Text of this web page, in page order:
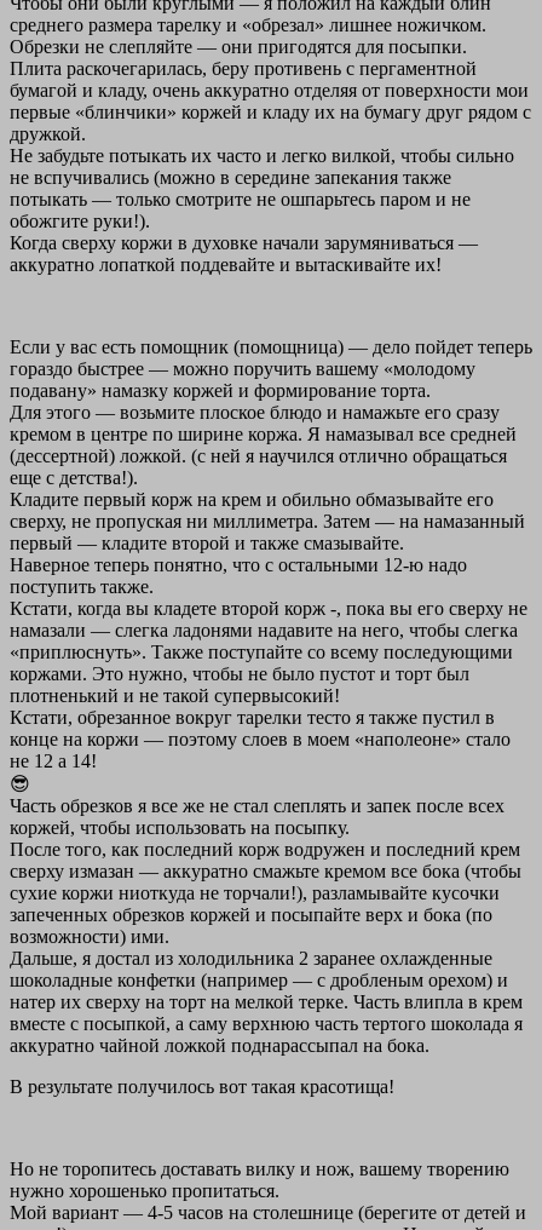
среднего размера тарелку и «обрезал» лишнее ножичком.
Обрезки не слепляйте — они пригодятся для посыпки.
Плита раскочегарилась, беру противень с пергаментной
бумагой и кладу, очень аккуратно отделяя от поверхности мои
первые «блинчики» коржей и кладу их на бумагу друг рядом с
дружкой.
Не забудьте потыкать их часто и легко вилкой, чтобы сильно
не вспучивались (можно в середине запекания также
потыкать — только смотрите не ошпарьтесь паром и не
обожгите руки!).
Когда сверху коржи в духовке начали зарумяниваться —
аккуратно лопаткой поддевайте и вытаскивайте их!
Если у вас есть помощник (помощница) — дело пойдет теперь
гораздо быстрее — можно поручить вашему «молодому
подавану» намазку коржей и формирование торта.
Для этого — возьмите плоское блюдо и намажьте его сразу
кремом в центре по ширине коржа. Я намазывал все средней
(дессертной) ложкой. (с ней я научился отлично обращаться
еще с детства!).
Кладите первый корж на крем и обильно обмазывайте его
сверху, не пропуская ни миллиметра. Затем — на намазанный
первый — кладите второй и также смазывайте.
Наверное теперь понятно, что с остальными 12-ю надо
поступить также.
Кстати, когда вы кладете второй корж -, пока вы его сверху не
намазали — слегка ладонями надавите на него, чтобы слегка
«приплюснуть». Также поступайте со всему последующими
коржами. Это нужно, чтобы не было пустот и торт был
плотненький и не такой супервысокий!
Кстати, обрезанное вокруг тарелки тесто я также пустил в
конце на коржи — поэтому слоев в моем «наполеоне» стало
не 12 а 14!
😎
Часть обрезков я все же не стал слеплять и запек после всех
коржей, чтобы использовать на посыпку.
После того, как последний корж водружен и последний крем
сверху измазан — аккуратно смажьте кремом все бока (чтобы
сухие коржи ниоткуда не торчали!), разламывайте кусочки
запеченных обрезков коржей и посыпайте верх и бока (по
возможности) ими.
Дальше, я достал из холодильника 2 заранее охлажденные
шоколадные конфетки (например — с дробленым орехом) и
натер их сверху на торт на мелкой терке. Часть влипла в крем
вместе с посыпкой, а саму верхнюю часть тертого шоколада я
аккуратно чайной ложкой поднарассыпал на бока.
В результате получилось вот такая красотища!
Но не торопитесь доставать вилку и нож, вашему творению
нужно хорошенько пропитаться.
Мой вариант — 4-5 часов на столешнице (берегите от детей и